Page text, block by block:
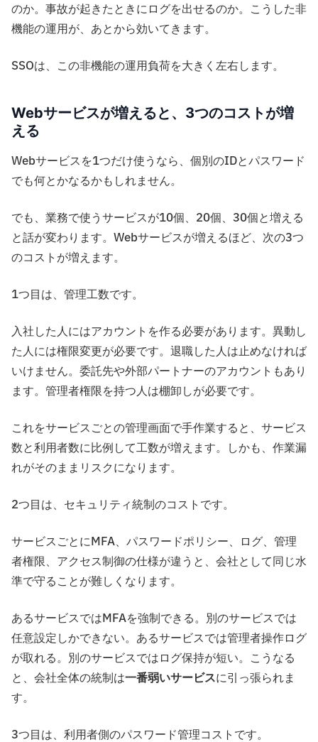
のか。事故が起きたときにログを出せるのか。こうした非
機能の運用が、あとから効いてきます。
SSOは、この非機能の運用負荷を大きく左右します。
Webサービスが増えると、3つのコストが増
える
Webサービスを1つだけ使うなら、個別のIDとパスワード
でも何とかなるかもしれません。
でも、業務で使うサービスが10個、20個、30個と増える
と話が変わります。Webサービスが増えるほど、次の3つ
のコストが増えます。
1つ目は、管理工数です。
入社した人にはアカウントを作る必要があります。異動し
た人には権限変更が必要です。退職した人は止めなければ
いけません。委託先や外部パートナーのアカウントもあり
ます。管理者権限を持つ人は棚卸しが必要です。
これをサービスごとの管理画面で手作業すると、サービス
数と利用者数に比例して工数が増えます。しかも、作業漏
れがそのままリスクになります。
2つ目は、セキュリティ統制のコストです。
サービスごとにMFA、パスワードポリシー、ログ、管理
者権限、アクセス制御の仕様が違うと、会社として同じ水
準で守ることが難しくなります。
あるサービスではMFAを強制できる。別のサービスでは
任意設定しかできない。あるサービスでは管理者操作ログ
が取れる。別のサービスではログ保持が短い。こうなる
と、会社全体の統制は一番弱いサービスに引っ張られま
す。
3つ目は、利用者側のパスワード管理コストです。